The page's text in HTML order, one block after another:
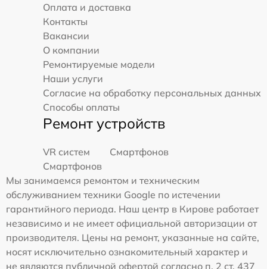
Оплата и доставка
Контакты
Вакансии
О компании
Ремонтируемые модели
Наши услуги
Согласие на обработку персональных данных
Способы оплаты
Ремонт устройств
VR систем
Смартфонов
Смартфонов
Мы занимаемся ремонтом и техническим
обслуживанием техники Google по истечении
гарантийного периода. Наш центр в Кирове работает
независимо и не имеет официальной авторизации от
производителя. Цены на ремонт, указанные на сайте,
носят исключительно ознакомительный характер и
не являются публичной офертой согласно п. 2 ст. 437